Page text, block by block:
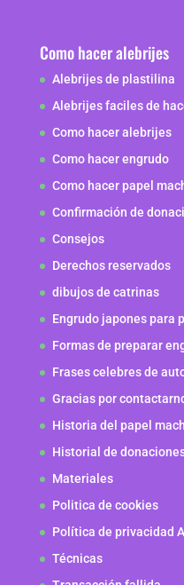
Como hacer alebrijes
Alebrijes de plastilina
Alebrijes faciles de
Como hacer alebrijes
Como hacer engrudo
Como hacer papel
Confirmación de
Consejos
Derechos reservados
dibujos de catrinas
Engrudo japones para
Formas de preparar
Frases celebres de
Gracias por
Historia del papel
Historial de
Materiales
Politica de cookies
Política de privacidad
Técnicas